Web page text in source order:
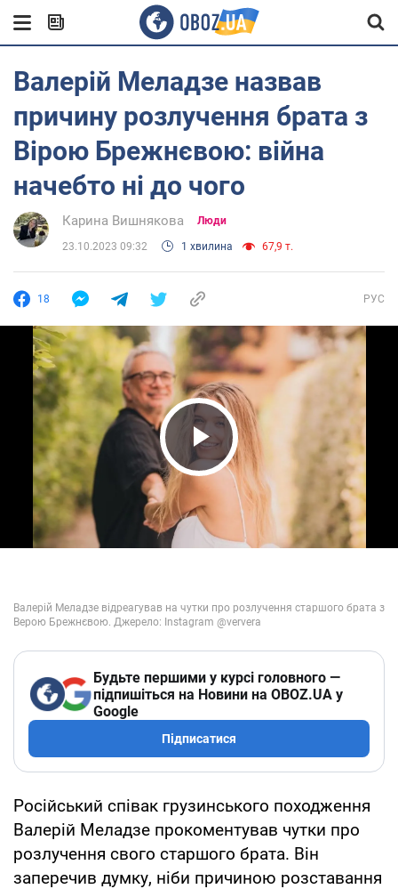
Валерій Меладзе назвав
причину розлучення брата з
Вірою Брежнєвою: війна
начебто ні до чого
Карина Вишнякова Люди
23.10.2023 09:32 1 хвилина 67,9 т.
18 РУС
Play Video
Будьте першими у курсі головного —
підпишіться на Новини на OBOZ.UA у
Google
Підписатися
Російський співак грузинського походження
Валерій Меладзе прокоментував чутки про
розлучення свого старшого брата. Він
заперечив думку, ніби причиною розставання